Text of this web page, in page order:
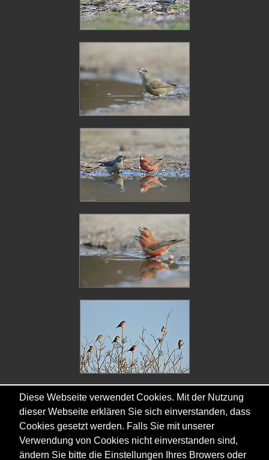
Copyright © - 2026 - Gordana & Ralf Kistowski
Diese Webseite verwendet Cookies. Mit der Nutzung
dieser Webseite erklären Sie sich einverstanden, dass
Cookies gesetzt werden. Falls Sie mit unserer
Verwendung von Cookies nicht einverstanden sind,
ändern Sie bitte die Einstellungen Ihres Browers oder